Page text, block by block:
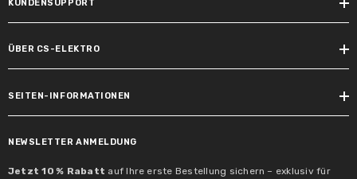
Lampenlichtstromerhalt 6.000h:
Lichteigenschaften
Nennlichtstrom:
KUNDENSUPPORT
ÜBER CS-ELEKTRO
SEITEN-INFORMATIONEN
NEWSLETTER ANMELDUNG
Jetzt 10 % Rabatt auf Ihre erste Bestellung sichern – exklusiv für